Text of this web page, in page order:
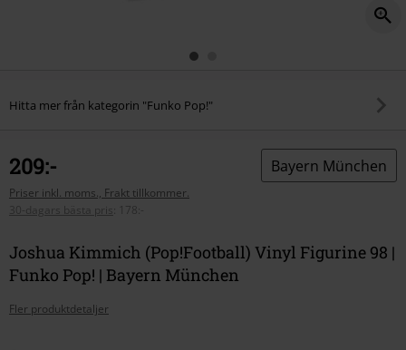
Hitta mer från kategorin "Funko Pop!"
209:-
Priser inkl. moms., Frakt tillkommer.
30-dagars bästa pris
178:-
Bayern München
Joshua Kimmich (Pop!Football) Vinyl Figurine 98 |
Funko Pop! | Bayern München
Fler produktdetaljer